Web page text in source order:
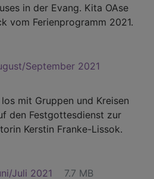
in der Evang. Kita OAse
vom Ferienprogramm 2021.
September 2021
mit Gruppen und Kreisen
den Festgottesdienst zur
Kerstin Franke-Lissok.
Juli 2021
7.7 MB